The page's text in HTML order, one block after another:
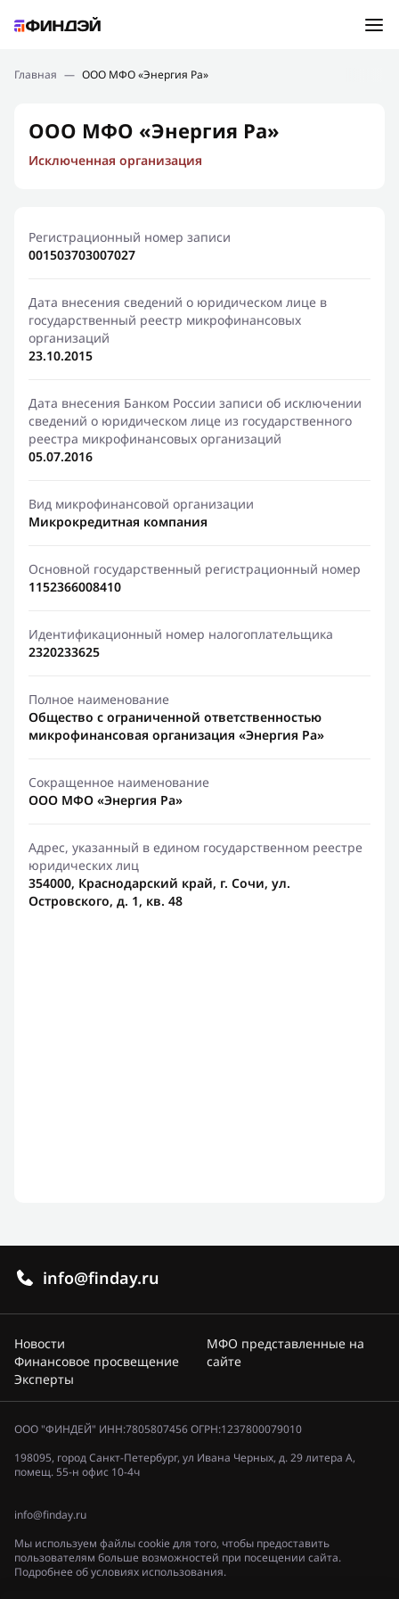
Подбор займа
Новости
Финансовое просвещение
Главная — ООО МФО «Энергия Ра»
ООО МФО «Энергия Ра»
Исключенная организация
Регистрационный номер записи
001503703007027
Дата внесения сведений о юридическом лице в
государственный реестр микрофинансовых
организаций
23.10.2015
Дата внесения Банком России записи об исключении
сведений о юридическом лице из государственного
реестра микрофинансовых организаций
05.07.2016
Вид микрофинансовой организации
Микрокредитная компания
Основной государственный регистрационный номер
1152366008410
Идентификационный номер налогоплательщика
2320233625
Полное наименование
Общество с ограниченной ответственностью
микрофинансовая организация «Энергия Ра»
Сокращенное наименование
ООО МФО «Энергия Ра»
Адрес, указанный в едином государственном реестре
юридических лиц
354000, Краснодарский край, г. Сочи, ул.
Островского, д. 1, кв. 48
info@finday.ru
Новости
Финансовое просвещение
Эксперты
МФО представленные на
сайте
ООО "ФИНДЕЙ" ИНН:7805807456 ОГРН:1237800079010
198095, город Санкт-Петербург, ул Ивана Черных, д. 29 литера А,
помещ. 55-н офис 10-4ч
info@finday.ru
Мы используем файлы cookie для того, чтобы предоставить
пользователям больше возможностей при посещении сайта.
Подробнее об условиях использования.
Ошибка:Контактная форма не найдена.
Спасибо, что написали нам
Мы свяжемся с Вами в ближайшее время и сообщим
результат
Отправить новый запрос